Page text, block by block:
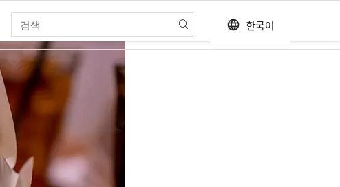
language 한국어